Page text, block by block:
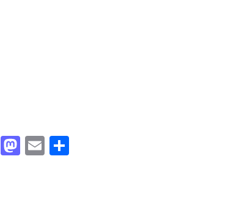
Facebook
Mastodon
Email